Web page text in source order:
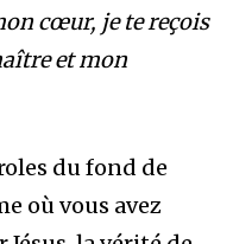
cœur, je te reçois
et mon
du fond de
où vous avez